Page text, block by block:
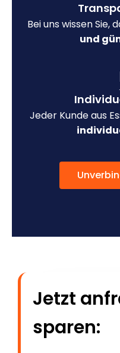
Bei uns wissen Sie,
und
Jeder Kunde aus
Jetzt
sparen: